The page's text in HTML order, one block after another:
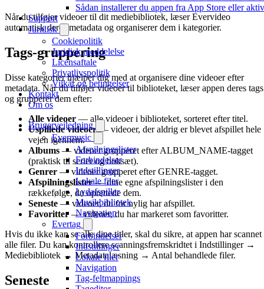
Sådan installerer du appen fra App Store eller
Support
Juridisk
Cookiepolitik
Juridisk meddelelse
Licensaftale
Privatlivspolitik
Vilkår og betingelser
Kontakt
Om os
Brugervejledning
Evermusic
Afspilningslister
Forbindelser
Indstillinger
Lokale filer
Lydafspiller
Musikbibliotek
Navigation
Evertag
Forbindelser
Indstillinger
Lokale filer
Navigation
Tag-feltmappings
Når du tilføjer videoer til dit mediebibliotek, læser Evervideo
automatisk deres metadata og organiserer dem i kategorier.
Tags-gruppering
Disse kategorier hjælper dig med at organisere dine videoer efter
metadata. Når du tilføjer videoer til biblioteket, læser appen deres tags
og grupperer dem efter:
Alle videoer — alle videoer i biblioteket, sorteret efter titel.
Uspillede videoer— videoer, der aldrig er blevet afspillet hele
vejen igennem.
Albums — videoer grupperet efter ALBUM_NAME-tagget
(praktisk til serier og boksæt).
Genrer — videoer grupperet efter GENRE-tagget.
Afspilningslister— dine egne afspilningslister i den
rækkefølge, du oprettede dem.
Seneste — videoer, du for nylig har afspillet.
Favoritter — videoer, du har markeret som favoritter.
Hvis du ikke kan se alle dine titler, skal du sikre, at appen har scannet
alle filer. Du kan kontrollere scanningsfremskridtet i Indstillinger →
Mediebibliotek → Metadatalæsning → Antal behandlede filer.
Seneste